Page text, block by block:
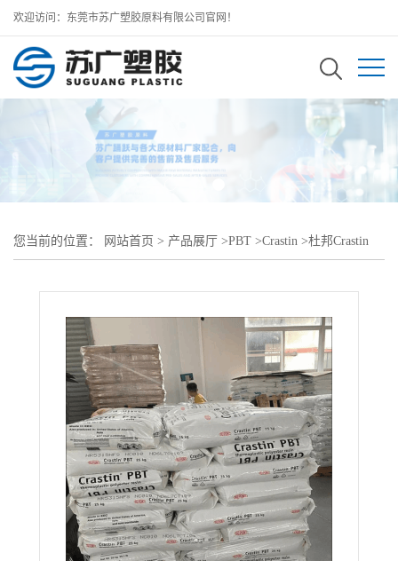
欢迎访问：东莞市苏广塑胶原料有限公司官网！
您当前的位置： 网站首页 > 产品展厅 >PBT >Crastin >杜邦Crastin